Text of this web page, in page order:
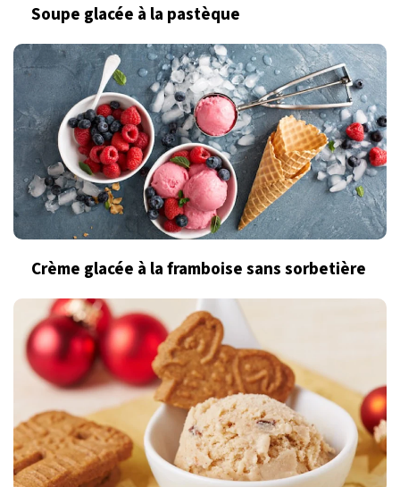
Soupe glacée à la pastèque
Crème glacée à la framboise sans sorbetière